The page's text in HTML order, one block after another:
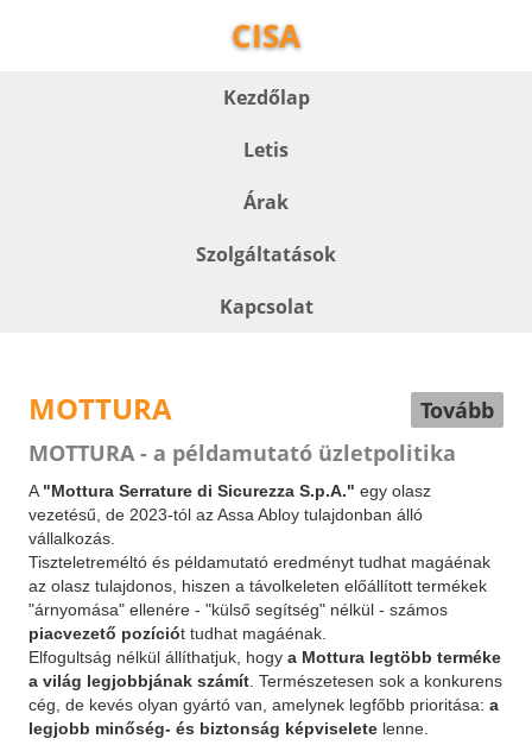
CISA
Kezdőlap
Letis
Árak
Szolgáltatások
Kapcsolat
MOTTURA
Tovább
MOTTURA - a példamutató üzletpolitika
A"Mottura Serrature di Sicurezza S.p.A." egy olasz
vezetésű, de 2023-tól az Assa Abloy tulajdonban álló
vállalkozás.
Tiszteletreméltó és példamutató eredményt tudhat magáénak
az olasz tulajdonos, hiszen a távolkeleten előállított termékek
"árnyomása" ellenére - "külső segítség" nélkül - számos
piacvezető pozíciót tudhat magáénak.
Elfogultság nélkül állíthatjuk, hogy a Mottura legtöbb terméke
a világ legjobbjának számít. Természetesen sok a konkurens
cég, de kevés olyan gyártó van, amelynek legfőbb prioritása: a
legjobb minőség- és biztonság képviselete lenne.